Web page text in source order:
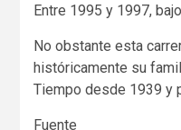
Entre 1995 y 1997,
No obstante esta
históricamente su
Tiempo desde 1939 y
Fuente